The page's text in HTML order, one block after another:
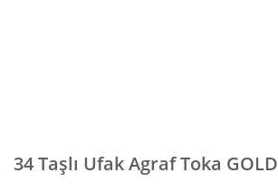
34 Taşlı Ufak Agraf Toka GOLD